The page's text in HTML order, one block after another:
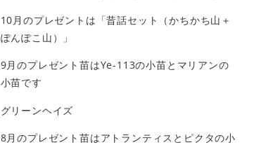
10月のプレゼントは「昔話セット（かちかち山＋
ぽんぽこ山）」
9月のプレゼント苗はYe-113の小苗とマリアンの
小苗です
グリーンヘイズ
8月のプレゼント苗はアトランティスとピクタの小